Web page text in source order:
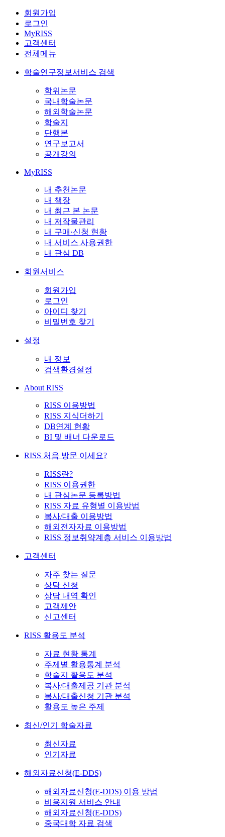
회원가입
로그인
MyRISS
고객센터
전체메뉴
학술연구정보서비스 검색
학위논문
국내학술논문
해외학술논문
학술지
단행본
연구보고서
공개강의
MyRISS
내 추천논문
내 책장
내 최근 본 논문
내 저작물관리
내 구매·신청 현황
내 서비스 사용권한
내 관심 DB
회원서비스
회원가입
로그인
아이디 찾기
비밀번호 찾기
설정
내 정보
검색환경설정
About RISS
RISS 이용방법
RISS 지식더하기
DB연계 현황
BI 및 배너 다운로드
RISS 처음 방문 이세요?
RISS란?
RISS 이용권한
내 관심논문 등록방법
RISS 자료 유형별 이용방법
복사/대출 이용방법
해외전자자료 이용방법
RISS 정보취약계층 서비스 이용방법
고객센터
자주 찾는 질문
상담 신청
상담 내역 확인
고객제안
신고센터
RISS 활용도 분석
자료 현황 통계
주제별 활용통계 분석
학술지 활용도 분석
복사/대출제공 기관 분석
복사/대출신청 기관 분석
활용도 높은 주제
최신/인기 학술자료
최신자료
인기자료
해외자료신청(E-DDS)
해외자료신청(E-DDS) 이용 방법
비용지원 서비스 안내
해외자료신청(E-DDS)
중국대학 자료 검색